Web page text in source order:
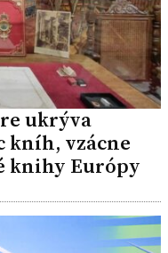
ukrýva
kníh, vzácne
knihy Európy